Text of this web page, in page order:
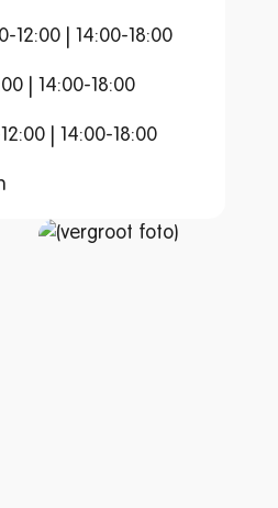
12:00 | 14:00-18:00
| 14:00-18:00
| 14:00-18:00